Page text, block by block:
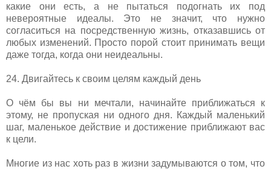
какие они есть, а не пытаться подогнать их под
невероятные идеалы. Это не значит, что нужно
согласиться на посредственную жизнь, отказавшись от
любых изменений. Просто порой стоит принимать вещи
даже тогда, когда они неидеальны.
24. Двигайтесь к своим целям каждый день
О чём бы вы ни мечтали, начинайте приближаться к
этому, не пропуская ни одного дня. Каждый маленький
шаг, маленькое действие и достижение приближают вас
к цели.
Многие из нас хоть раз в жизни задумываются о том, что